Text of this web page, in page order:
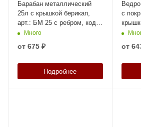
Барабан металлический
25л с крышкой берикап,
арт.: БМ 25 с ребром, код:
23788
Много
от 675 ₽
Подробнее
с
25с с
от